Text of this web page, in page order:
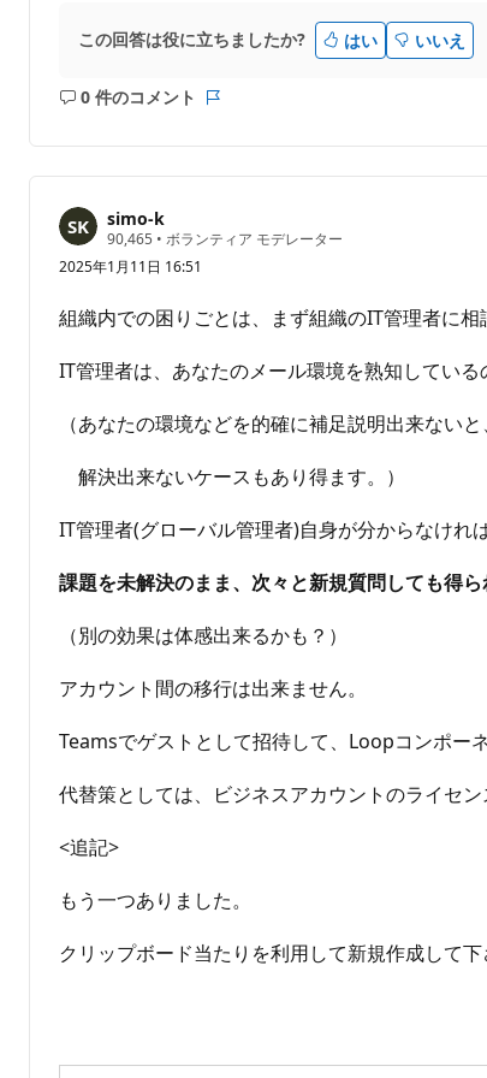
この回答は役に立ちましたか? はい いいえ
0 件のコメント
コ
ト
あ
り
せ
ト
simo-k
90,465 評
価
の
イ
ン
• ボランティア モデレーター
2025年1月11日 16:51
組織内での困りごとは、まず組織のIT管理者に相
IT管理者は、あなたのメール環境を熟知している
（あなたの環境などを的確に補足説明出来ない
解決出来ないケースもあり得ます。）
IT管理者(グローバル管理者)自身が分からなけれ
課題を未解決のまま、次々と新規質問しても得
（別の効果は体感出来るかも？）
アカウント間の移行は出来ません。
Teamsでゲストとして招待して、Loopコンポー
代替策としては、ビジネスアカウントのライセン
<追記>
もう一つありました。
クリップボード当たりを利用して新規作成して下